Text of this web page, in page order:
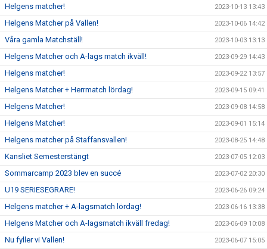
Helgens matcher! 2023-10-13 13:43
Helgens Matcher på Vallen! 2023-10-06 14:42
Våra gamla Matchställ! 2023-10-03 13:13
Helgens Matcher och A-lags match ikväll! 2023-09-29 14:43
Helgens matcher! 2023-09-22 13:57
Helgens Matcher + Herrmatch lördag! 2023-09-15 09:41
Helgens Matcher! 2023-09-08 14:58
Helgens Matcher! 2023-09-01 15:14
Helgens matcher på Staffansvallen! 2023-08-25 14:48
Kansliet Semesterstängt 2023-07-05 12:03
Sommarcamp 2023 blev en succé 2023-07-02 20:30
U19 SERIESEGRARE! 2023-06-26 09:24
Helgens matcher + A-lagsmatch lördag! 2023-06-16 13:38
Helgens Matcher och A-lagsmatch ikväll fredag! 2023-06-09 10:08
Nu fyller vi Vallen! 2023-06-07 15:05